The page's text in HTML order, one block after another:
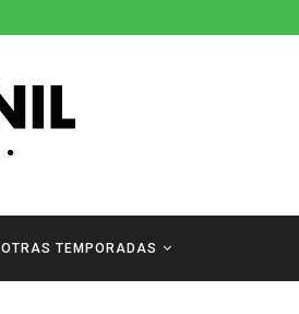
OTRAS TEMPORADAS